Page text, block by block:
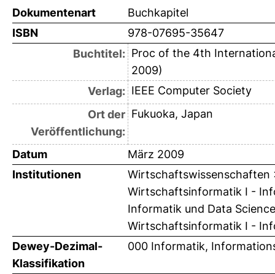
Dokumentenart
Buchkapitel
ISBN
978-07695-35647
Buchtitel: Proc of the 4th
2009)
Verlag: IEEE Computer Society
Ort der
Veröffentlichung:
Fukuoka, Japan
Datum
März 2009
Institutionen
Wirtschaftsinformatik I -
Informatik und Data
Wirtschaftsinformatik I -
Dewey-Dezimal-
Klassifikation
000 Informatik,